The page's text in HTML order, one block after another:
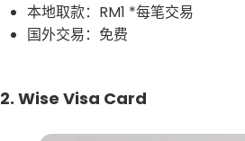
本地取款：RM1 *每笔交易
国外交易：免费
2. Wise Visa Card